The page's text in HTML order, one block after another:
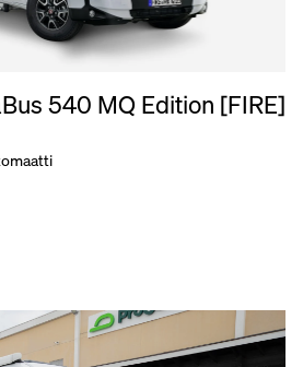
540 MQ Edition [FIRE]